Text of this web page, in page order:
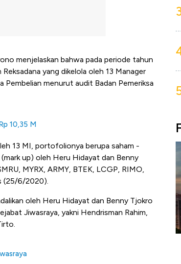
menjelaskan bahwa pada periode tahun
yang dikelola oleh 13 Manager
Pembelian menurut audit Badan Pemeriksa
10,35 M
13 MI, portofolionya berupa saham -
up) oleh Heru Hidayat dan Benny
MYRX, ARMY, BTEK, LCGP, RIMO,
(25/6/2020).
oleh Heru Hidayat dan Benny Tjokro
Jiwasraya, yakni Hendrisman Rahim,
Ada Jawa!